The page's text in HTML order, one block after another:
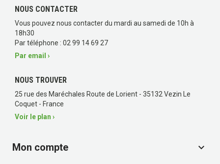
NOUS CONTACTER
Vous pouvez nous contacter du mardi au samedi de 10h à
18h30
Par téléphone : 02 99 14 69 27
Par email ›
NOUS TROUVER
25 rue des Maréchales Route de Lorient - 35132 Vezin Le
Coquet - France
Voir le plan ›
Mon compte 